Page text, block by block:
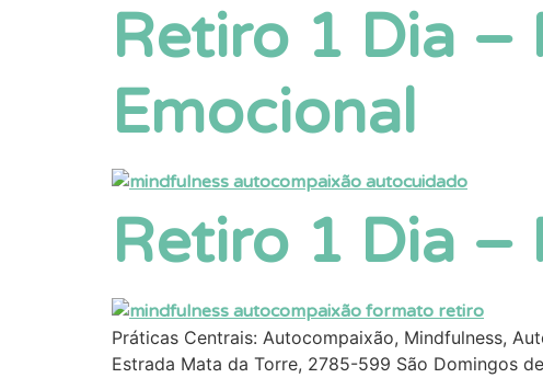
Retiro 1 Dia –
Emocional
Retiro 1 Dia –
Práticas Centrais: Autocompaixão, Mindfulness,
Estrada Mata da Torre, 2785-599 São Domingos